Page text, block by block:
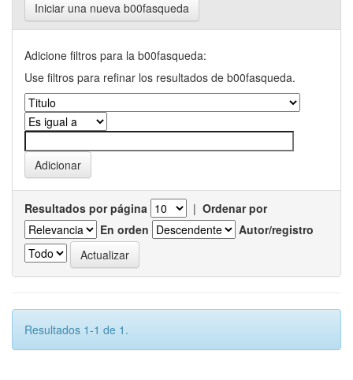
Iniciar una nueva b00fasqueda
Adicione filtros para la b00fasqueda:
Use filtros para refinar los resultados de b00fasqueda.
Resultados por página | Ordenar por
En orden
Autor/registro
Resultados 1-1 de 1.